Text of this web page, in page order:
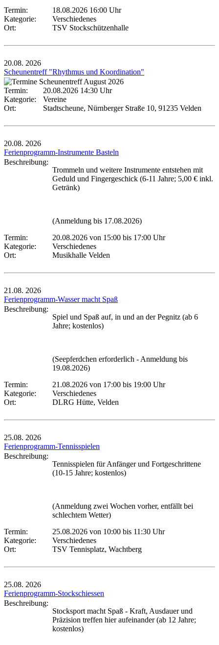
Termin:
18.08.2026 16:00 Uhr
Kategorie:
Verschiedenes
Ort:
TSV Stockschützenhalle
20.08. 2026
Scheunentreff "Rhythmus und Koordination"
Termin:
20.08.2026 14:30 Uhr
Kategorie:
Vereine
Ort:
Stadtscheune, Nürnberger Straße 10, 91235 Velden
20.08. 2026
Ferienprogramm-Instrumente Basteln
Beschreibung:
Trommeln und weitere Instrumente entstehen mit
Geduld und Fingergeschick (6-11 Jahre; 5,00 € inkl.
Getränk)
(Anmeldung bis 17.08.2026)
Termin:
20.08.2026 von 15:00 bis 17:00 Uhr
Kategorie:
Verschiedenes
Ort:
Musikhalle Velden
21.08. 2026
Ferienprogramm-Wasser macht Spaß
Beschreibung:
Spiel und Spaß auf, in und an der Pegnitz (ab 6
Jahre; kostenlos)
(Seepferdchen erforderlich - Anmeldung bis
19.08.2026)
Termin:
21.08.2026 von 17:00 bis 19:00 Uhr
Kategorie:
Verschiedenes
Ort:
DLRG Hütte, Velden
25.08. 2026
Ferienprogramm-Tennisspielen
Beschreibung:
Tennisspielen für Anfänger und Fortgeschrittene
(10-15 Jahre; kostenlos)
(Anmeldung zwei Wochen vorher, entfällt bei
schlechtem Wetter)
Termin:
25.08.2026 von 10:00 bis 11:30 Uhr
Kategorie:
Verschiedenes
Ort:
TSV Tennisplatz, Wachtberg
25.08. 2026
Ferienprogramm-Stockschiessen
Beschreibung:
Stocksport macht Spaß - Kraft, Ausdauer und
Präzision treffen hier aufeinander (ab 12 Jahre;
kostenlos)